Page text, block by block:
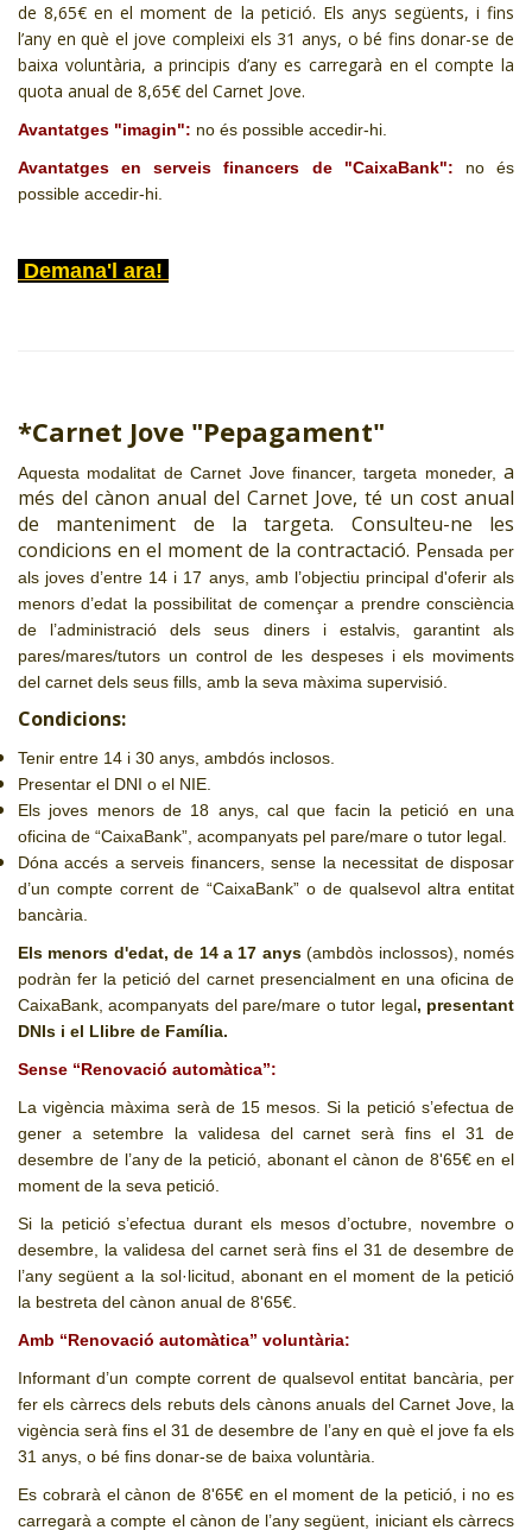
de 8,65€ en el moment de la petició. Els anys següents, i fins
l’any en què el jove compleixi els 31 anys, o bé fins donar-se de
baixa voluntària, a principis d’any es carregarà en el compte la
quota anual de 8,65€ del Carnet Jove.
Avantatges "imagin": no és possible accedir-hi.
Avantatges en serveis financers de "CaixaBank": no és
possible accedir-hi.
Demana'l ara!
*Carnet Jove "Pepagament"
Aquesta modalitat de Carnet Jove financer, targeta moneder, a
més del cànon anual del Carnet Jove, té un cost anual
de manteniment de la targeta. Consulteu-ne les
condicions en el moment de la contractació. Pensada per
als joves d’entre 14 i 17 anys, amb l’objectiu principal d'oferir als
menors d’edat la possibilitat de començar a prendre consciència
de l’administració dels seus diners i estalvis, garantint als
pares/mares/tutors un control de les despeses i els moviments
del carnet dels seus fills, amb la seva màxima supervisió.
Condicions:
Tenir entre 14 i 30 anys, ambdós inclosos.
Presentar el DNI o el NIE.
Els joves menors de 18 anys, cal que facin la petició en una
oficina de “CaixaBank”, acompanyats pel pare/mare o tutor legal.
Dóna accés a serveis financers, sense la necessitat de disposar
d’un compte corrent de “CaixaBank” o de qualsevol altra entitat
bancària.
Els menors d'edat, de 14 a 17 anys(ambdòs inclossos), només
podràn fer la petició del carnet presencialment en una oficina de
CaixaBank, acompanyats del pare/mare o tutor legal, presentant
DNIs i el Llibre de Família.
Sense “Renovació automàtica”:
La vigència màxima serà de 15 mesos. Si la petició s’efectua de
gener a setembre la validesa del carnet serà fins el 31 de
desembre de l’any de la petició, abonant el cànon de 8'65€ en el
moment de la seva petició.
Si la petició s’efectua durant els mesos d’octubre, novembre o
desembre, la validesa del carnet serà fins el 31 de desembre de
l’any següent a la sol·licitud, abonant en el moment de la petició
la bestreta del cànon anual de 8'65€.
Amb “Renovació automàtica” voluntària:
Informant d’un compte corrent de qualsevol entitat bancària, per
fer els càrrecs dels rebuts dels cànons anuals del Carnet Jove, la
vigència serà fins el 31 de desembre de l’any en què el jove fa els
31 anys, o bé fins donar-se de baixa voluntària.
Es cobrarà el cànon de 8'65€ en el moment de la petició, i no es
carregarà a compte el cànon de l’any següent, iniciant els càrrecs